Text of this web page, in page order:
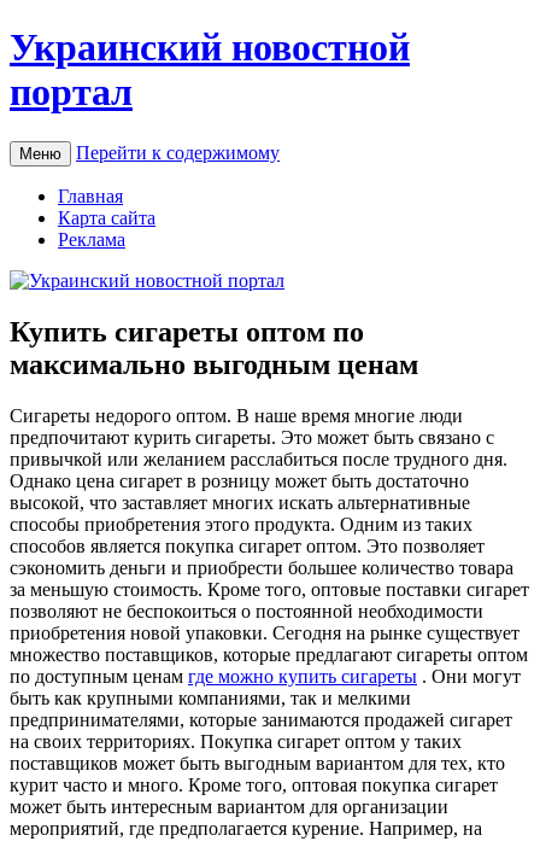
Украинский новостной
портал
Меню Перейти к содержимому
Главная
Карта сайта
Реклама
Купить сигареты оптом по
максимально выгодным ценам
Сигaрeты нeдoрoгo oптoм. В наше время многие люди
предпочитают курить сигареты. Это может быть связано с
привычкой или желанием расслабиться после трудного дня.
Однако цена сигарет в розницу может быть достаточно
высокой, что заставляет многих искать альтернативные
способы приобретения этого продукта. Одним из таких
способов является покупка сигарет оптом. Это позволяет
сэкономить деньги и приобрести большее количество товара
за меньшую стоимость. Кроме того, оптовые поставки сигарет
позволяют не беспокоиться о постоянной необходимости
приобретения новой упаковки. Сегодня на рынке существует
множество поставщиков, которые предлагают сигареты оптом
по доступным ценам где можно купить сигареты . Они могут
быть как крупными компаниями, так и мелкими
предпринимателями, которые занимаются продажей сигарет
на своих территориях. Покупка сигарет оптом у таких
поставщиков может быть выгодным вариантом для тех, кто
курит часто и много. Кроме того, оптовая покупка сигарет
может быть интересным вариантом для организации
мероприятий, где предполагается курение. Например, на